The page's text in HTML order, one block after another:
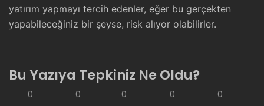
yatırım yapmayı tercih edenler, eğer bu gerçekten
yapabileceğiniz bir şeyse, risk alıyor olabilirler.
Bu Yazıya Tepkiniz Ne Oldu?
0 0 0 0 0